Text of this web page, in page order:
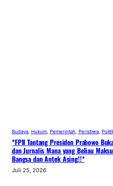
Budaya Hukum Pemerintah Peristiwa
*FPII Tantang Presiden Prabowo
dan Jurnalis Mana yang Beliau
Bangsa dan Antek Asing!!*
Juli 25, 2026